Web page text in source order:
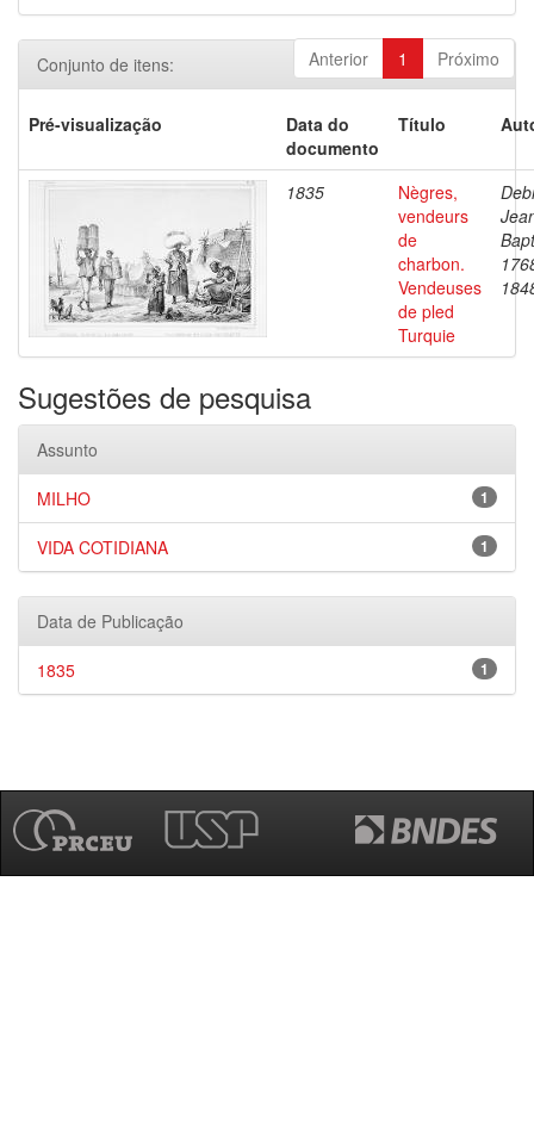
Anterior 1 Próximo
Conjunto de itens:
Pré-visualização
Data do
documento
Título
1835
Nègres,
vendeurs
de
charbon.
Vendeuses
de pled
Turquie
Sugestões de pesquisa
Assunto
1
MILHO
1
VIDA COTIDIANA
Data de Publicação
1
1835